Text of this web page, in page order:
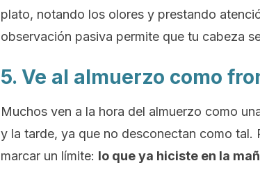
plato, notando los olores y prestando
observación pasiva permite que tu cabeza
5. Ve al almuerzo como
Muchos ven a la hora del almuerzo como
y la tarde, ya que no desconectan como tal.
marcar un límite: lo que ya hiciste en la